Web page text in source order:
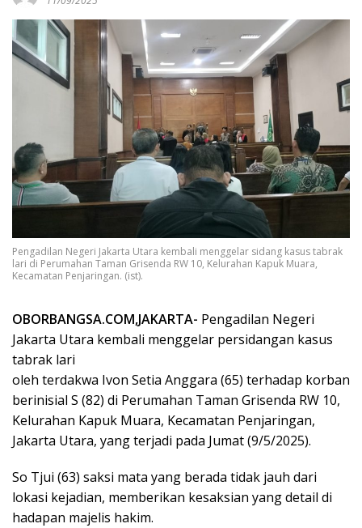
Pengadilan Negeri Jakarta Utara kembali menggelar sidang kasus tabrak
lari di Perumahan Taman Grisenda RW 10, Kelurahan Kapuk Muara,
Kecamatan Penjaringan. (ist).
OBORBANGSA.COM,JAKARTA- Pengadilan Negeri
Jakarta Utara kembali menggelar persidangan kasus
tabrak lari
oleh terdakwa Ivon Setia Anggara (65) terhadap korban
berinisial S (82) di Perumahan Taman Grisenda RW 10,
Kelurahan Kapuk Muara, Kecamatan Penjaringan,
Jakarta Utara, yang terjadi pada Jumat (9/5/2025).
So Tjui (63) saksi mata yang berada tidak jauh dari
lokasi kejadian, memberikan kesaksian yang detail di
hadapan majelis hakim.